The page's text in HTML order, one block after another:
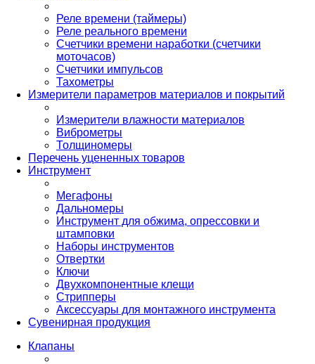
Реле времени (таймеры)
Реле реального времени
Счетчики времени наработки (счетчики
моточасов)
Счетчики импульсов
Тахометры
Измерители параметров материалов и покрытий
Измерители влажности материалов
Виброметры
Толщиномеры
Перечень уцененных товаров
Инструмент
Мегафоны
Дальномеры
Инструмент для обжима, опрессовки и
штамповки
Наборы инструментов
Отвертки
Ключи
Двухкомпонентные клещи
Стрипперы
Аксессуары для монтажного инструмента
Сувенирная продукция
Клапаны